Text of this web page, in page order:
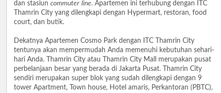
dan stasiun commuter line. Apartemen ini terhubung dengan ITC
Thamrin City yang dilengkapi dengan Hypermart, restoran, food
court, dan butik.
Dekatnya Apartemen Cosmo Park dengan ITC Thamrin City
tentunya akan mempermudah Anda memenuhi kebutuhan sehari-
hari Anda. Thamrin City atau Thamrin City Mall merupakan pusat
perbelanjaan besar yang berada di Jakarta Pusat. Thamrin City
sendiri merupakan super blok yang sudah dilengkapi dengan 9
tower Apartment, Town house, Hotel amaris, Perkantoran (PBTC),